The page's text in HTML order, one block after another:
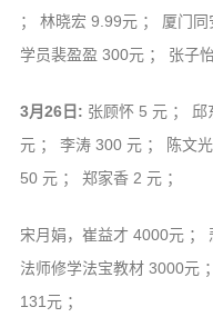
； 林晓宏 9.99元 ； 厦门
学员裴盈盈 300元 ； 张子
3月26日: 张顾怀 5 元 ；
元 ； 李涛 300 元 ； 陈文
50 元 ； 郑家香 2 元 ；
宋月娟，崔益才 4000元 ；
法师修学法宝教材 3000元
131元 ；